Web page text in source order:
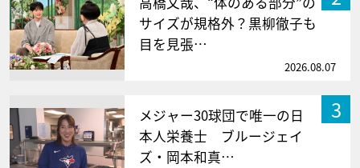
サイズが規格外？黒柳徹子も
目を見張…
2026.08.07
3
メジャー30球団で唯一の日
本人栄養士 ブルージェイ
ズ・岡本和真…